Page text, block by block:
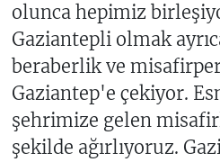
olunca hepimiz
Gaziantepli olmak
beraberlik ve
Gaziantep'e çekiyor.
şehrimize gelen
şekilde ağırlıyoruz.